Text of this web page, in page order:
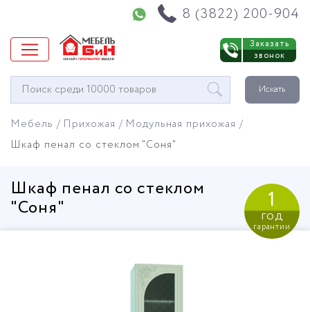
8 (3822) 200-904
Заказать
звонок
Окно
поиска
Искать
Мебель Прихожая
Модульная прихожая
Шкаф пенал со стеклом "Соня"
Шкаф пенал со стеклом
"Соня"
1
год
гарантии